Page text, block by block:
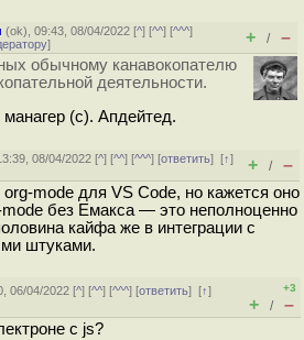
(ok), 09:43, 08/04/2022 [^] [^^] [^^^]
] + / –
обычному канавокопателю
деятельности.
(с). Апдейтед.
08/04/2022 [^] [^^] [^^^] [ответить][↑]
+ / –
mode для VS Code, но кажется оно
mode без Емакса — это неполноценно
кайфа же в интеграции с
штуками.
06/04/2022 [^] [^^] [^^^] [ответить][↑]
+3
+ / –
с js?